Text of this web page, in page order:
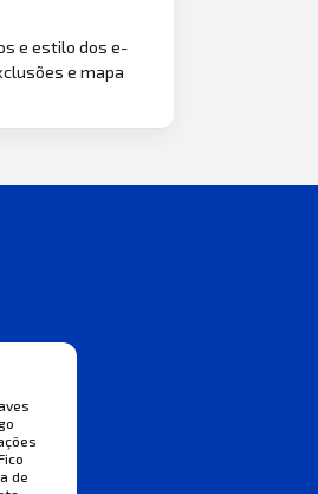
e estilo dos e-
e mapa
de